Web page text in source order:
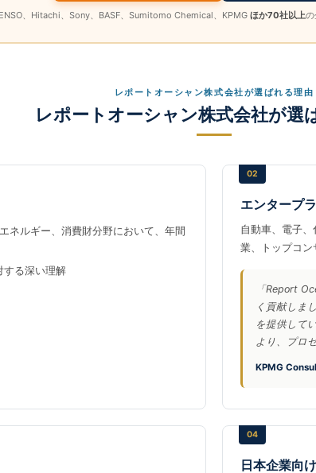
、Hitachi、Sony、BASF、Sumitomo Chemical、KPMG ほか70社以上
レポートオーシャン株式会社が選ばれる理由
レポートオーシャン株式会社が選
ネルギー、消費財分野において、年間
する深い理解
02
エンタープ
自動車、電子
業、トップコン
「Report
く貢献しま
を提供して
より、プロ
KPMG
04
日本企業向